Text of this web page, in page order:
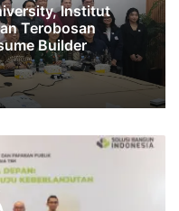
Institut
Terobosan
Builder